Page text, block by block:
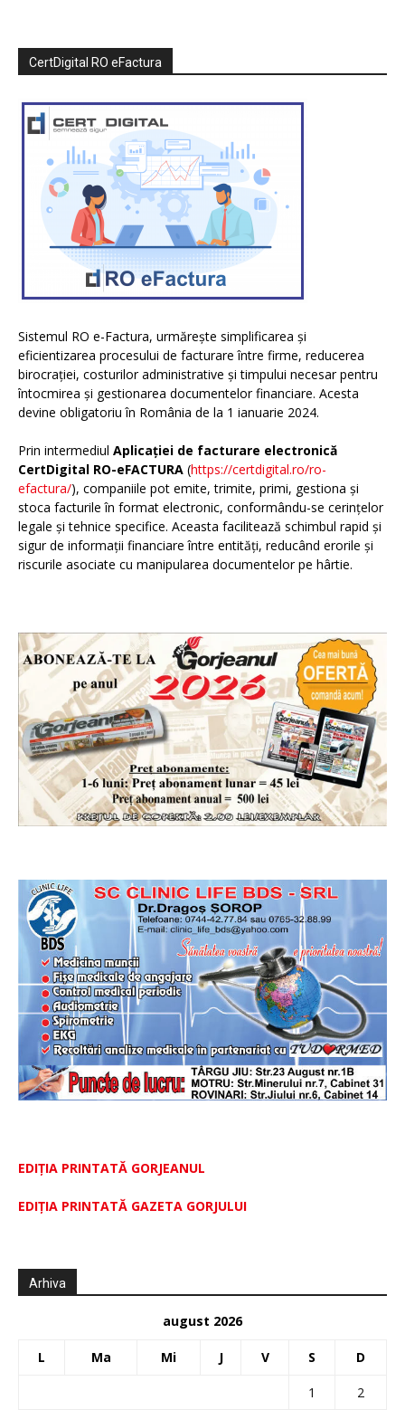
CertDigital RO eFactura
Sistemul RO e-Factura, urmărește simplificarea și
eficientizarea procesului de facturare între firme, reducerea
birocrației, costurilor administrative și timpului necesar pentru
întocmirea și gestionarea documentelor financiare. Acesta
devine obligatoriu în România de la 1 ianuarie 2024.
Prin intermediul Aplicației de facturare electronică
CertDigital RO-eFACTURA (https://certdigital.ro/ro-
efactura/), companiile pot emite, trimite, primi, gestiona și
stoca facturile în format electronic, conformându-se cerințelor
legale și tehnice specifice. Aceasta facilitează schimbul rapid și
sigur de informații financiare între entități, reducând erorile și
riscurile asociate cu manipularea documentelor pe hârtie.
EDIȚIA PRINTATĂ GORJEANUL
EDIŢIA PRINTATĂ GAZETA GORJULUI
Arhiva
august 2026
L Ma Mi J V S D
1 2